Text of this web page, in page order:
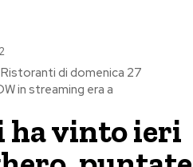
di domenica 27
in streaming era a
ha vinto ieri